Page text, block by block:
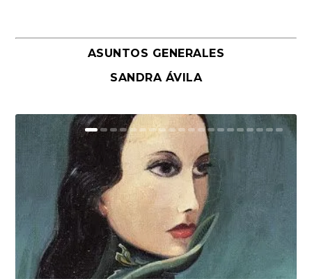
ASUNTOS GENERALES
SANDRA ÁVILA